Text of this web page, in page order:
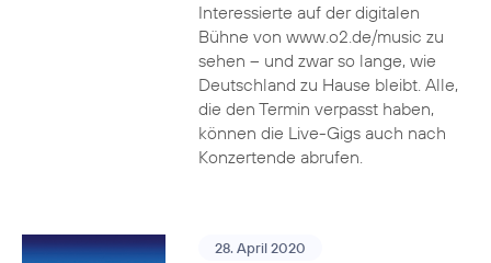
Interessierte auf der digitalen
Bühne von www.o2.de/music zu
sehen – und zwar so lange, wie
Deutschland zu Hause bleibt. Alle,
die den Termin verpasst haben,
können die Live-Gigs auch nach
Konzertende abrufen.
28. April 2020